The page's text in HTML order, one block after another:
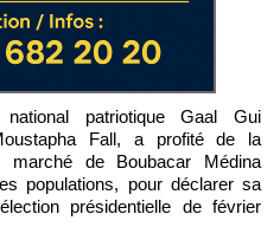
Fall, a profité de la
marché de Boubacar Médina
populations, pour déclarer sa
présidentielle de février